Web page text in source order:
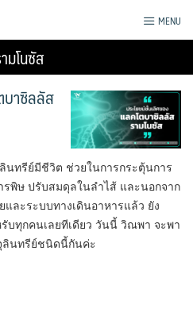
MENU
มโนซัส
บาซิลลัส
ทรีย์มีชีวิต ช่วยในการกระตุ้นการ
พิษ ปรับสมดุลในลำไส้ และนอกจาก
ละระบบทางเดินอาหารแล้ว ยัง
บทุกคนเลยทีเดียว วันนี้ วิณพา จะพา
นทรีย์ชนิดนี้กันค่ะ